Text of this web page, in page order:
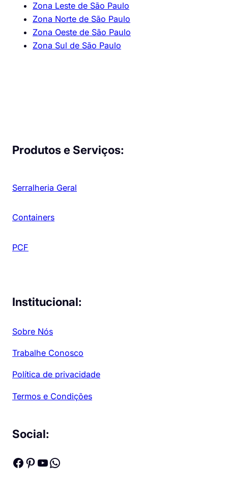
Zona Leste de São Paulo
Zona Norte de São Paulo
Zona Oeste de São Paulo
Zona Sul de São Paulo
Produtos e Serviços:
Serralheria Geral
Containers
PCF
Institucional:
Sobre Nós
Trabalhe Conosco
Política de privacidade
Termos e Condições
Social:
Facebook Pinterest Youtube WhatsApp